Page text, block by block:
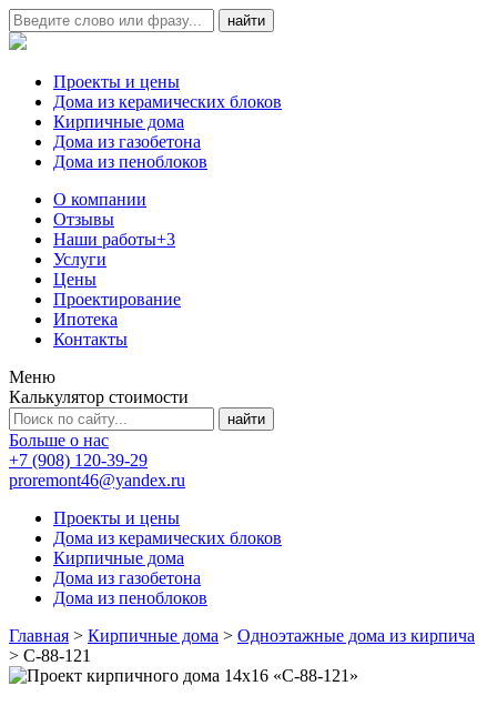
Проекты и цены
Дома из керамических блоков
Кирпичные дома
Дома из газобетона
Дома из пеноблоков
О компании
Отзывы
Наши работы+3
Услуги
Цены
Проектирование
Ипотека
Контакты
Меню
Калькулятор стоимости
Больше о нас
+7 (908) 120-39-29
proremont46@yandex.ru
Проекты и цены
Дома из керамических блоков
Кирпичные дома
Дома из газобетона
Дома из пеноблоков
Главная > Кирпичные дома > Одноэтажные дома из кирпича
> С-88-121